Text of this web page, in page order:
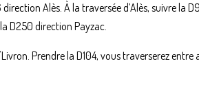
Alès. À la traversée d’Alès, suivre la
D250 direction Payzac.
Prendre la D104, vous traverserez entre